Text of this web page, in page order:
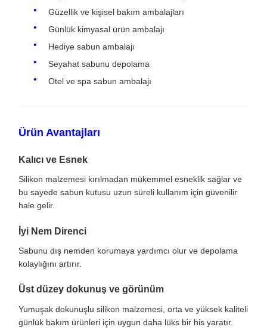
Güzellik ve kişisel bakım ambalajları
Günlük kimyasal ürün ambalajı
Hediye sabun ambalajı
Seyahat sabunu depolama
Otel ve spa sabun ambalajı
Ürün Avantajları
Kalıcı ve Esnek
Silikon malzemesi kırılmadan mükemmel esneklik sağlar ve
bu sayede sabun kutusu uzun süreli kullanım için güvenilir
hale gelir.
İyi Nem Direnci
Sabunu dış nemden korumaya yardımcı olur ve depolama
kolaylığını artırır.
Üst düzey dokunuş ve görünüm
Yumuşak dokunuşlu silikon malzemesi, orta ve yüksek kaliteli
günlük bakım ürünleri için uygun daha lüks bir his yaratır.